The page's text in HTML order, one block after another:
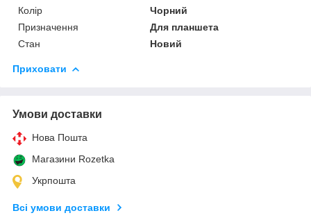
Колір
Чорний
Призначення
Для планшета
Стан
Новий
Приховати
Умови доставки
Нова Пошта
Магазини Rozetka
Укрпошта
Всі умови доставки